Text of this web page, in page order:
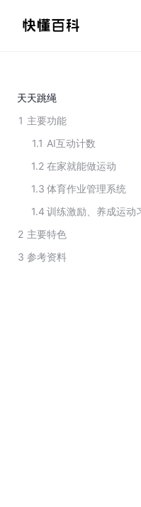
天天跳绳
1 主要功能
1.1 AI互动计数
1.2 在家就能做运动
1.3 体育作业管理系统
1.4
2 主要特色
3 参考资料